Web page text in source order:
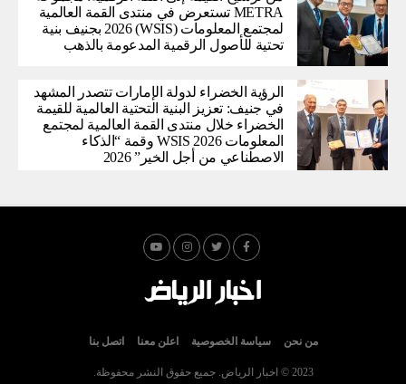
METRA تستعرض في منتدى القمة العالمية
لمجتمع المعلومات (WSIS) 2026 بجنيف بنية
تحتية للأصول الرقمية المدعومة بالذهب
الرؤية الخضراء لدولة الإمارات تتصدر المشهد
في جنيف: تعزيز البنية التحتية العالمية للقيمة
الخضراء خلال منتدى القمة العالمية لمجتمع
المعلومات WSIS 2026 وقمة “الذكاء
الاصطناعي من أجل الخير” 2026
من نحن سياسة الخصوصية اعلن معنا اتصل بنا
2023 © اخبار الرياض. جميع حقوق النشر محفوظة.